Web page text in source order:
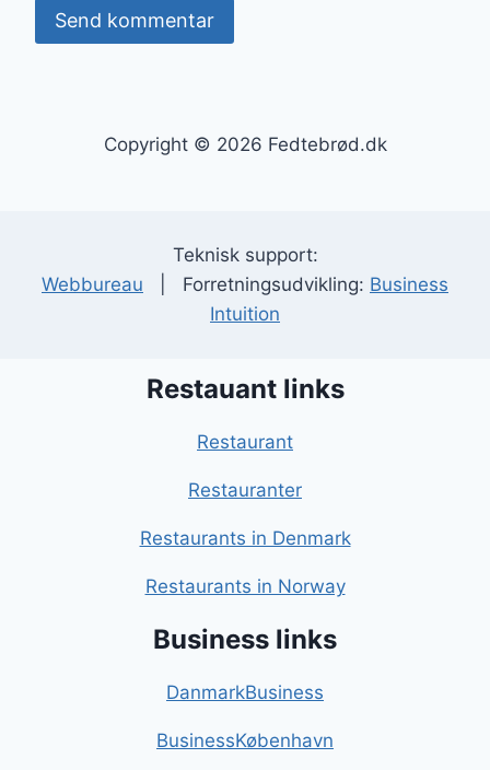
Copyright © 2026 Fedtebrød.dk
Teknisk support:
Webbureau | Forretningsudvikling: Business
Intuition
Restauant links
Restaurant
Restauranter
Restaurants in Denmark
Restaurants in Norway
Business links
DanmarkBusiness
BusinessKøbenhavn